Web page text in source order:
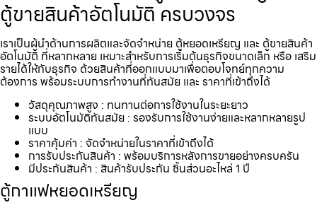
ตู้ขายสินค้าอัตโนมัติ ครบวงจร
เราเป็นผู้นำด้านการผลิตและจัดจำหน่าย ตู้หยอดเหรียญ และ ตู้ขายสินค้า
อัตโนมัติ ที่หลากหลาย เหมาะสำหรับการเริ่มต้นธุรกิจขนาดเล็ก หรือ เสริม
รายได้ให้กับธุรกิจ ด้วยสินค้าที่ออกแบบมาเพื่อตอบโจทย์ทุกความ
ต้องการ พร้อมระบบการทำงานที่ทันสมัย และ ราคาที่เข้าถึงได้
วัสดุคุณภาพสูง : ทนทานต่อการใช้งานในระยะยาว
ระบบอัตโนมัติทันสมัย : รองรับการใช้งานง่ายและหลากหลายรูป
แบบ
ราคาคุ้มค่า : จัดจำหน่ายในราคาที่เข้าถึงได้
การรับประกันสินค้า : พร้อมบริการหลังการขายอย่างครบครัน
มีประกันสินค้า : สินค้ารับประกัน ชิ้นส่วนอะไหล่ 1 ปี
ตู้กาแฟหยอดเหรียญ